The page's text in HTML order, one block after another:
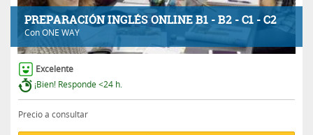
PREPARACIÓN INGLÉS ONLINE B1 - B2 - C1 - C2
ConONE WAY
Excelente
¡Bien! Responde <24 h.
Precio a consultar